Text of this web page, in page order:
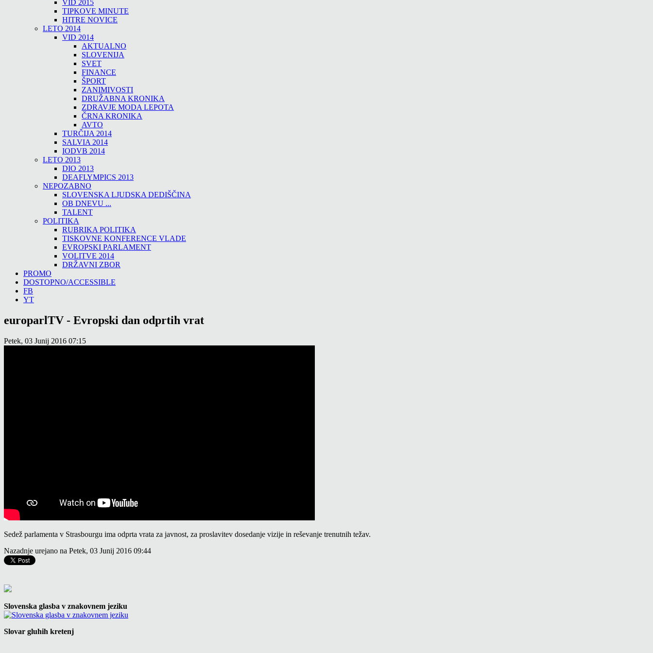
VID 2015
TIPKOVE MINUTE
HITRE NOVICE
LETO 2014
VID 2014
AKTUALNO
SLOVENIJA
SVET
FINANCE
ŠPORT
ZANIMIVOSTI
DRUŽABNA KRONIKA
ZDRAVJE MODA LEPOTA
ČRNA KRONIKA
AVTO
TURČIJA 2014
SALVIA 2014
IODVB 2014
LETO 2013
DIO 2013
DEAFLYMPICS 2013
NEPOZABNO
SLOVENSKA LJUDSKA DEDIŠČINA
OB DNEVU ...
TALENT
POLITIKA
RUBRIKA POLITIKA
TISKOVNE KONFERENCE VLADE
EVROPSKI PARLAMENT
VOLITVE 2014
DRŽAVNI ZBOR
PROMO
DOSTOPNO/ACCESSIBLE
FB
YT
europarlTV - Evropski dan odprtih vrat
Petek, 03 Junij 2016 07:15
Sedež parlamenta v Strasbourgu ima odprta vrata za javnost, za proslavitev dosedanje vizije in reševanje trenutnih težav.
Nazadnje urejano na Petek, 03 Junij 2016 09:44
Slovenska glasba v znakovnem jeziku
Slovar gluhih kretenj